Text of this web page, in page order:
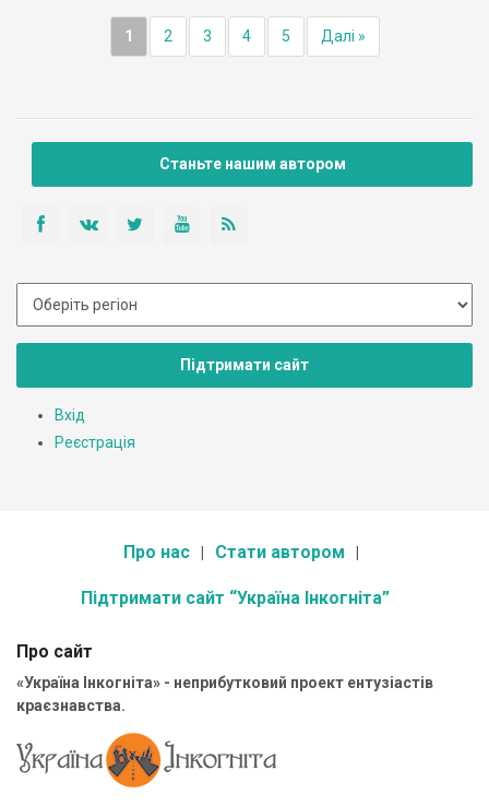
1 2 3 4 5 Далі »
Станьте нашим автором
Підтримати сайт
Вхід
Реєстрація
Про нас Стати автором
Підтримати сайт “Україна Інкогніта”
Про сайт
«Україна Інкогніта» - неприбутковий проект ентузіастів
краєзнавства.